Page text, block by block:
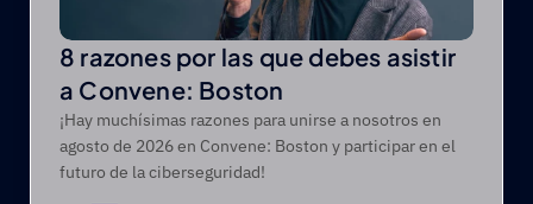
8 razones por las que debes asistir
a Convene: Boston
¡Hay muchísimas razones para unirse a nosotros en
agosto de 2026 en Convene: Boston y participar en el
futuro de la ciberseguridad!